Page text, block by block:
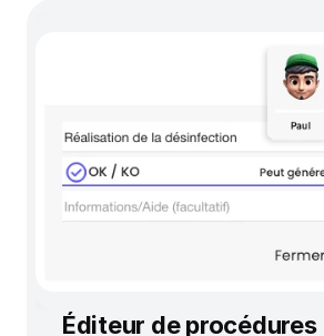
Éditeur de procédures